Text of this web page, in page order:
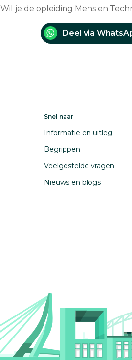
Wil je de opleiding Mens en
Deel via
Snel naar
Informatie en uitleg
Begrippen
Veelgestelde vragen
Nieuws en blogs